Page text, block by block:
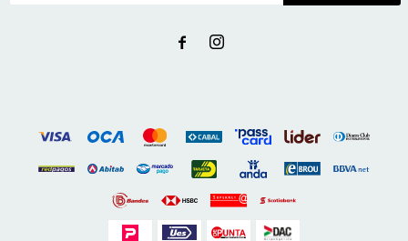
 